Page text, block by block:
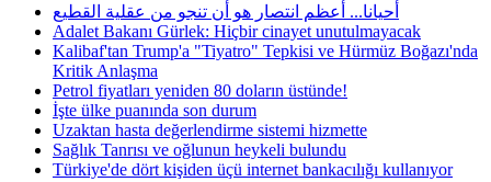
أحيانا... أعظم انتصار هو أن تنجو من عقلية القطيع
Adalet Bakanı Gürlek: Hiçbir cinayet unutulmayacak
Kalibaf'tan Trump'a "Tiyatro" Tepkisi ve Hürmüz Boğazı'nda
Kritik Anlaşma
Petrol fiyatları yeniden 80 doların üstünde!
İşte ülke puanında son durum
Uzaktan hasta değerlendirme sistemi hizmette
Sağlık Tanrısı ve oğlunun heykeli bulundu
Türkiye'de dört kişiden üçü internet bankacılığı kullanıyor